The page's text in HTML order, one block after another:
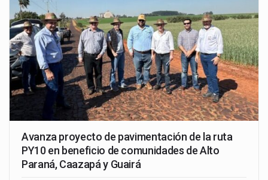
Avanza proyecto de pavimentación de la ruta
PY10 en beneficio de comunidades de Alto
Paraná, Caazapá y Guairá